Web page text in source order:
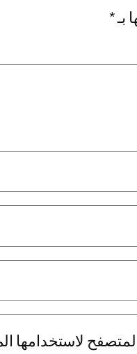
بـ*
لاستخدامها